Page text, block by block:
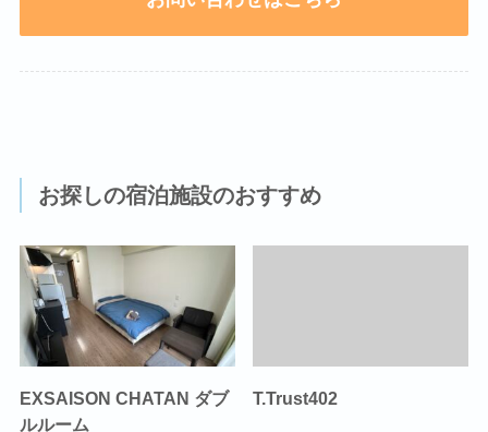
お探しの宿泊施設のおすすめ
EXSAISON CHATAN ダブ
ルルーム
T.Trust402